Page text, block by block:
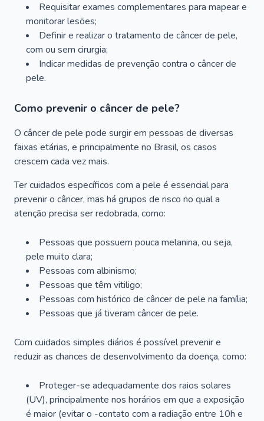
Requisitar exames complementares para mapear e
monitorar lesões;
Definir e realizar o tratamento de câncer de pele,
com ou sem cirurgia;
Indicar medidas de prevenção contra o câncer de
pele.
Como prevenir o câncer de pele?
O câncer de pele pode surgir em pessoas de diversas
faixas etárias, e principalmente no Brasil, os casos
crescem cada vez mais.
Ter cuidados específicos com a pele é essencial para
prevenir o câncer, mas há grupos de risco no qual a
atenção precisa ser redobrada, como:
Pessoas que possuem pouca melanina, ou seja,
pele muito clara;
Pessoas com albinismo;
Pessoas que têm vitiligo;
Pessoas com histórico de câncer de pele na família;
Pessoas que já tiveram câncer de pele.
Com cuidados simples diários é possível prevenir e
reduzir as chances de desenvolvimento da doença, como:
Proteger-se adequadamente dos raios solares
(UV), principalmente nos horários em que a exposição
é maior (evitar o -contato com a radiação entre 10h e